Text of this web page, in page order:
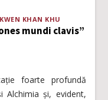
KHAN KHU
mundi clavis”
foarte profundă
Alchimia și, evident,